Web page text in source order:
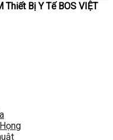
Thiết Bị Y Tế BOS VIỆT